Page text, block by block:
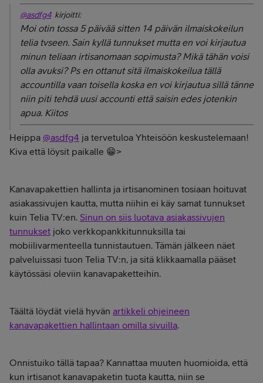
@asdfg4kirjoitti:
Moi otin tossa 5 päivää sitten 14 päivän ilmaiskokeilun
telia tvseen. Sain kyllä tunnukset mutta en voi kirjautua
minun teliaan irtisanomaan sopimusta? Mikä tähän voisi
olla avuksi? Ps en ottanut sitä ilmaiskokeilua tällä
accountilla vaan toisella koska en voi kirjautua sillä tänne
niin piti tehdä uusi accounti että saisin edes jotenkin
apua. Kiitos
Heippa @asdfg4 ja tervetuloa Yhteisöön keskustelemaan!
Kiva että löysit paikalle 😁>
Kanavapakettien hallinta ja irtisanominen tosiaan hoituvat
asiakassivujen kautta, mutta niihin ei käy samat tunnukset
kuin Telia TV:en. Sinun on siis luotava asiakassivujen
tunnukset joko verkkopankkitunnuksilla tai
mobiilivarmenteella tunnistautuen. Tämän jälkeen näet
palveluissasi tuon Telia TV:n, ja sitä klikkaamalla pääset
käytössäsi oleviin kanavapaketteihin.
Täältä löydät vielä hyvän artikkeli ohjeineen
kanavapakettien hallintaan omilla sivuilla.
Onnistuiko tällä tapaa? Kannattaa muuten huomioida, että
kun irtisanot kanavapaketin tuota kautta, niin se